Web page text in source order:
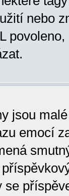
nebo
jsou
emocí